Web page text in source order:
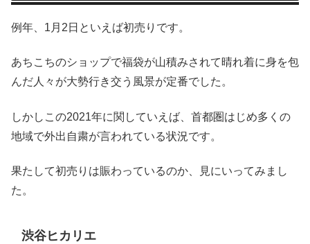
例年、1月2日といえば初売りです。
あちこちのショップで福袋が山積みされて晴れ着に身を包
んだ人々が大勢行き交う風景が定番でした。
しかしこの2021年に関していえば、首都圏はじめ多くの
地域で外出自粛が言われている状況です。
果たして初売りは賑わっているのか、見にいってみまし
た。
渋谷ヒカリエ